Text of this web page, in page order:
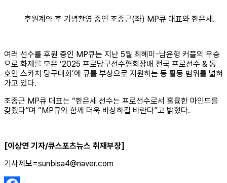
후원계약 후 기념촬영 중인 조종근(좌) MP큐 대표와 한은세.
여러 선수를 후원 중인 MP큐는 지난 5월 최혜미-남윤형 커플의 우승
으로 화제를 모은 ‘2025 프로당구선수협회장배 전국 프로선수 & 동
호인 스카치 당구대회’에 큐를 부상으로 지원하는 등 활동 범위를 넓혀
가고 있다.
조종근 MP큐 대표는 “한은세 선수는 프로선수로서 훌륭한 마인드를
갖췄다”며 “MP큐와 함께 더욱 비상하길 바란다”고 밝혔다.
[이상연 기자/큐스포츠뉴스 취재부장]
기사제보=sunbisa4@naver.com